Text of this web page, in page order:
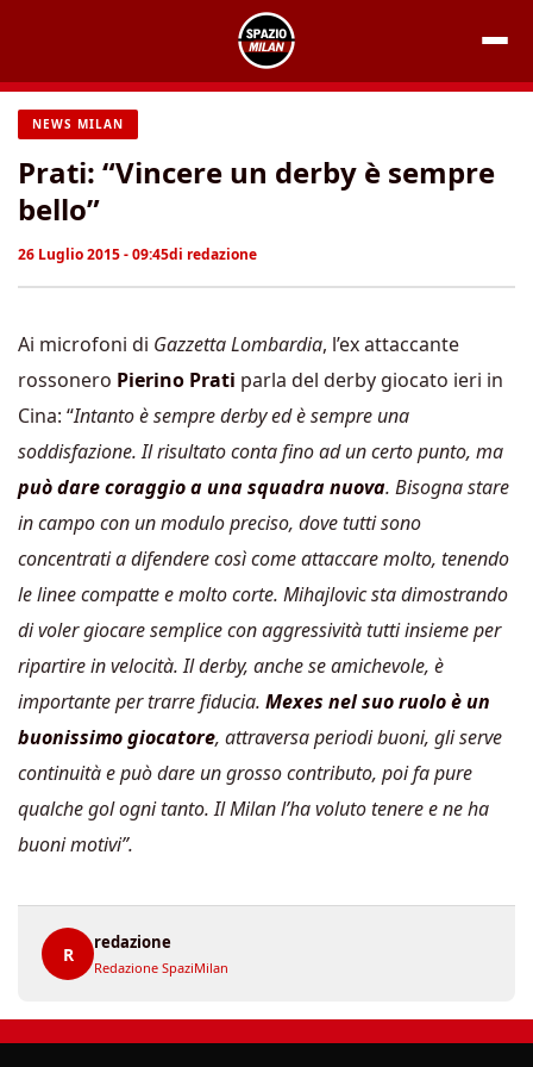
contenuto
NEWS MILAN
Prati: “Vincere un derby è sempre
bello”
26 Luglio 2015 - 09:45di redazione
Ai microfoni di Gazzetta Lombardia, l’ex attaccante
rossonero Pierino Prati parla del derby giocato ieri in
Cina: “Intanto è sempre derby ed è sempre una
soddisfazione. Il risultato conta fino ad un certo punto, ma
può dare coraggio a una squadra nuova. Bisogna stare
in campo con un modulo preciso, dove tutti sono
concentrati a difendere così come attaccare molto, tenendo
le linee compatte e molto corte. Mihajlovic sta dimostrando
di voler giocare semplice con aggressività tutti insieme per
ripartire in velocità. Il derby, anche se amichevole, è
importante per trarre fiducia. Mexes nel suo ruolo è un
buonissimo giocatore, attraversa periodi buoni, gli serve
continuità e può dare un grosso contributo, poi fa pure
qualche gol ogni tanto. Il Milan l’ha voluto tenere e ne ha
buoni motivi”.
R
redazione
Redazione SpaziMilan